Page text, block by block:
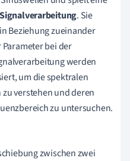
Signalverarbeitung. Sie
Beziehung zueinander
bei der
werden
um die spektralen
verstehen und deren
zu untersuchen.
zwischen zwei